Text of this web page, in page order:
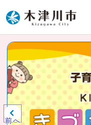
ページの先頭です
ここから本文です
ビジュアルエ
らの紹介、お
前へ